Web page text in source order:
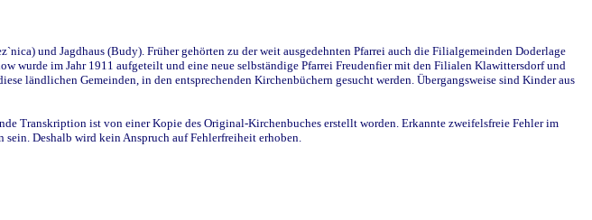
und Jagdhaus (Budy). Früher gehörten zu der weit ausgedehnten Pfarrei auch die Filialgemeinden Doderlage
wurde im Jahr 1911 aufgeteilt und eine neue selbständige Pfarrei Freudenfier mit den Filialen Klawittersdorf und
ländlichen Gemeinden, in den entsprechenden Kirchenbüchern gesucht werden. Übergangsweise sind Kinder aus
Transkription ist von einer Kopie des Original-Kirchenbuches erstellt worden. Erkannte zweifelsfreie Fehler im
Deshalb wird kein Anspruch auf Fehlerfreiheit erhoben.